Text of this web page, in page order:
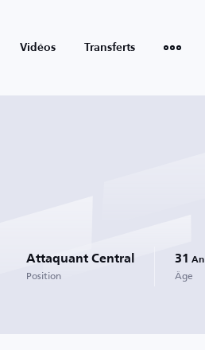
Vidéos Transferts
Attaquant Central
Position
31 An
Âge